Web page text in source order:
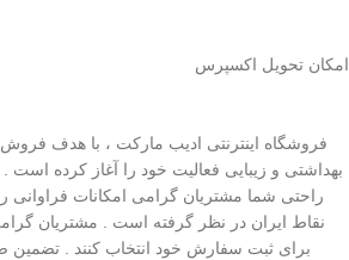
اﻣﮑﺎن ﺗﺤﻮﯾﻞ اﮐﺴﭙﺮس
فروشگاه اینترنتی ادیب مارکت ، با هدف
بهداشتی و زیبایی فعالیت خود را آغاز کرده است .
راحتی شما مشتریان گرامی امکانات فراوانی
نقاط ایران در نظر گرفته است . مشتریان گرامی
برای ثبت سفارش خود انتخاب کنند . تضمین